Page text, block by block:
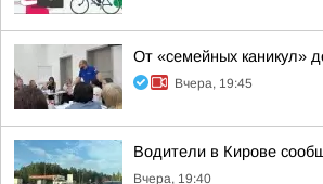
От «семейных каникул»
Вчера, 19:45
Водители в Кирове
Вчера, 19:40